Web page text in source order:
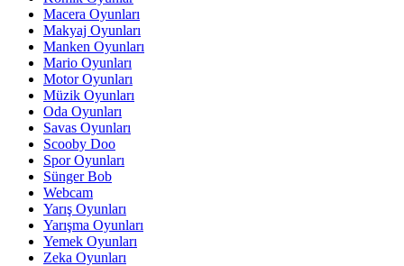
Macera Oyunları
Makyaj Oyunları
Manken Oyunları
Mario Oyunları
Motor Oyunları
Müzik Oyunları
Oda Oyunları
Savas Oyunları
Scooby Doo
Spor Oyunları
Sünger Bob
Webcam
Yarış Oyunları
Yarışma Oyunları
Yemek Oyunları
Zeka Oyunları